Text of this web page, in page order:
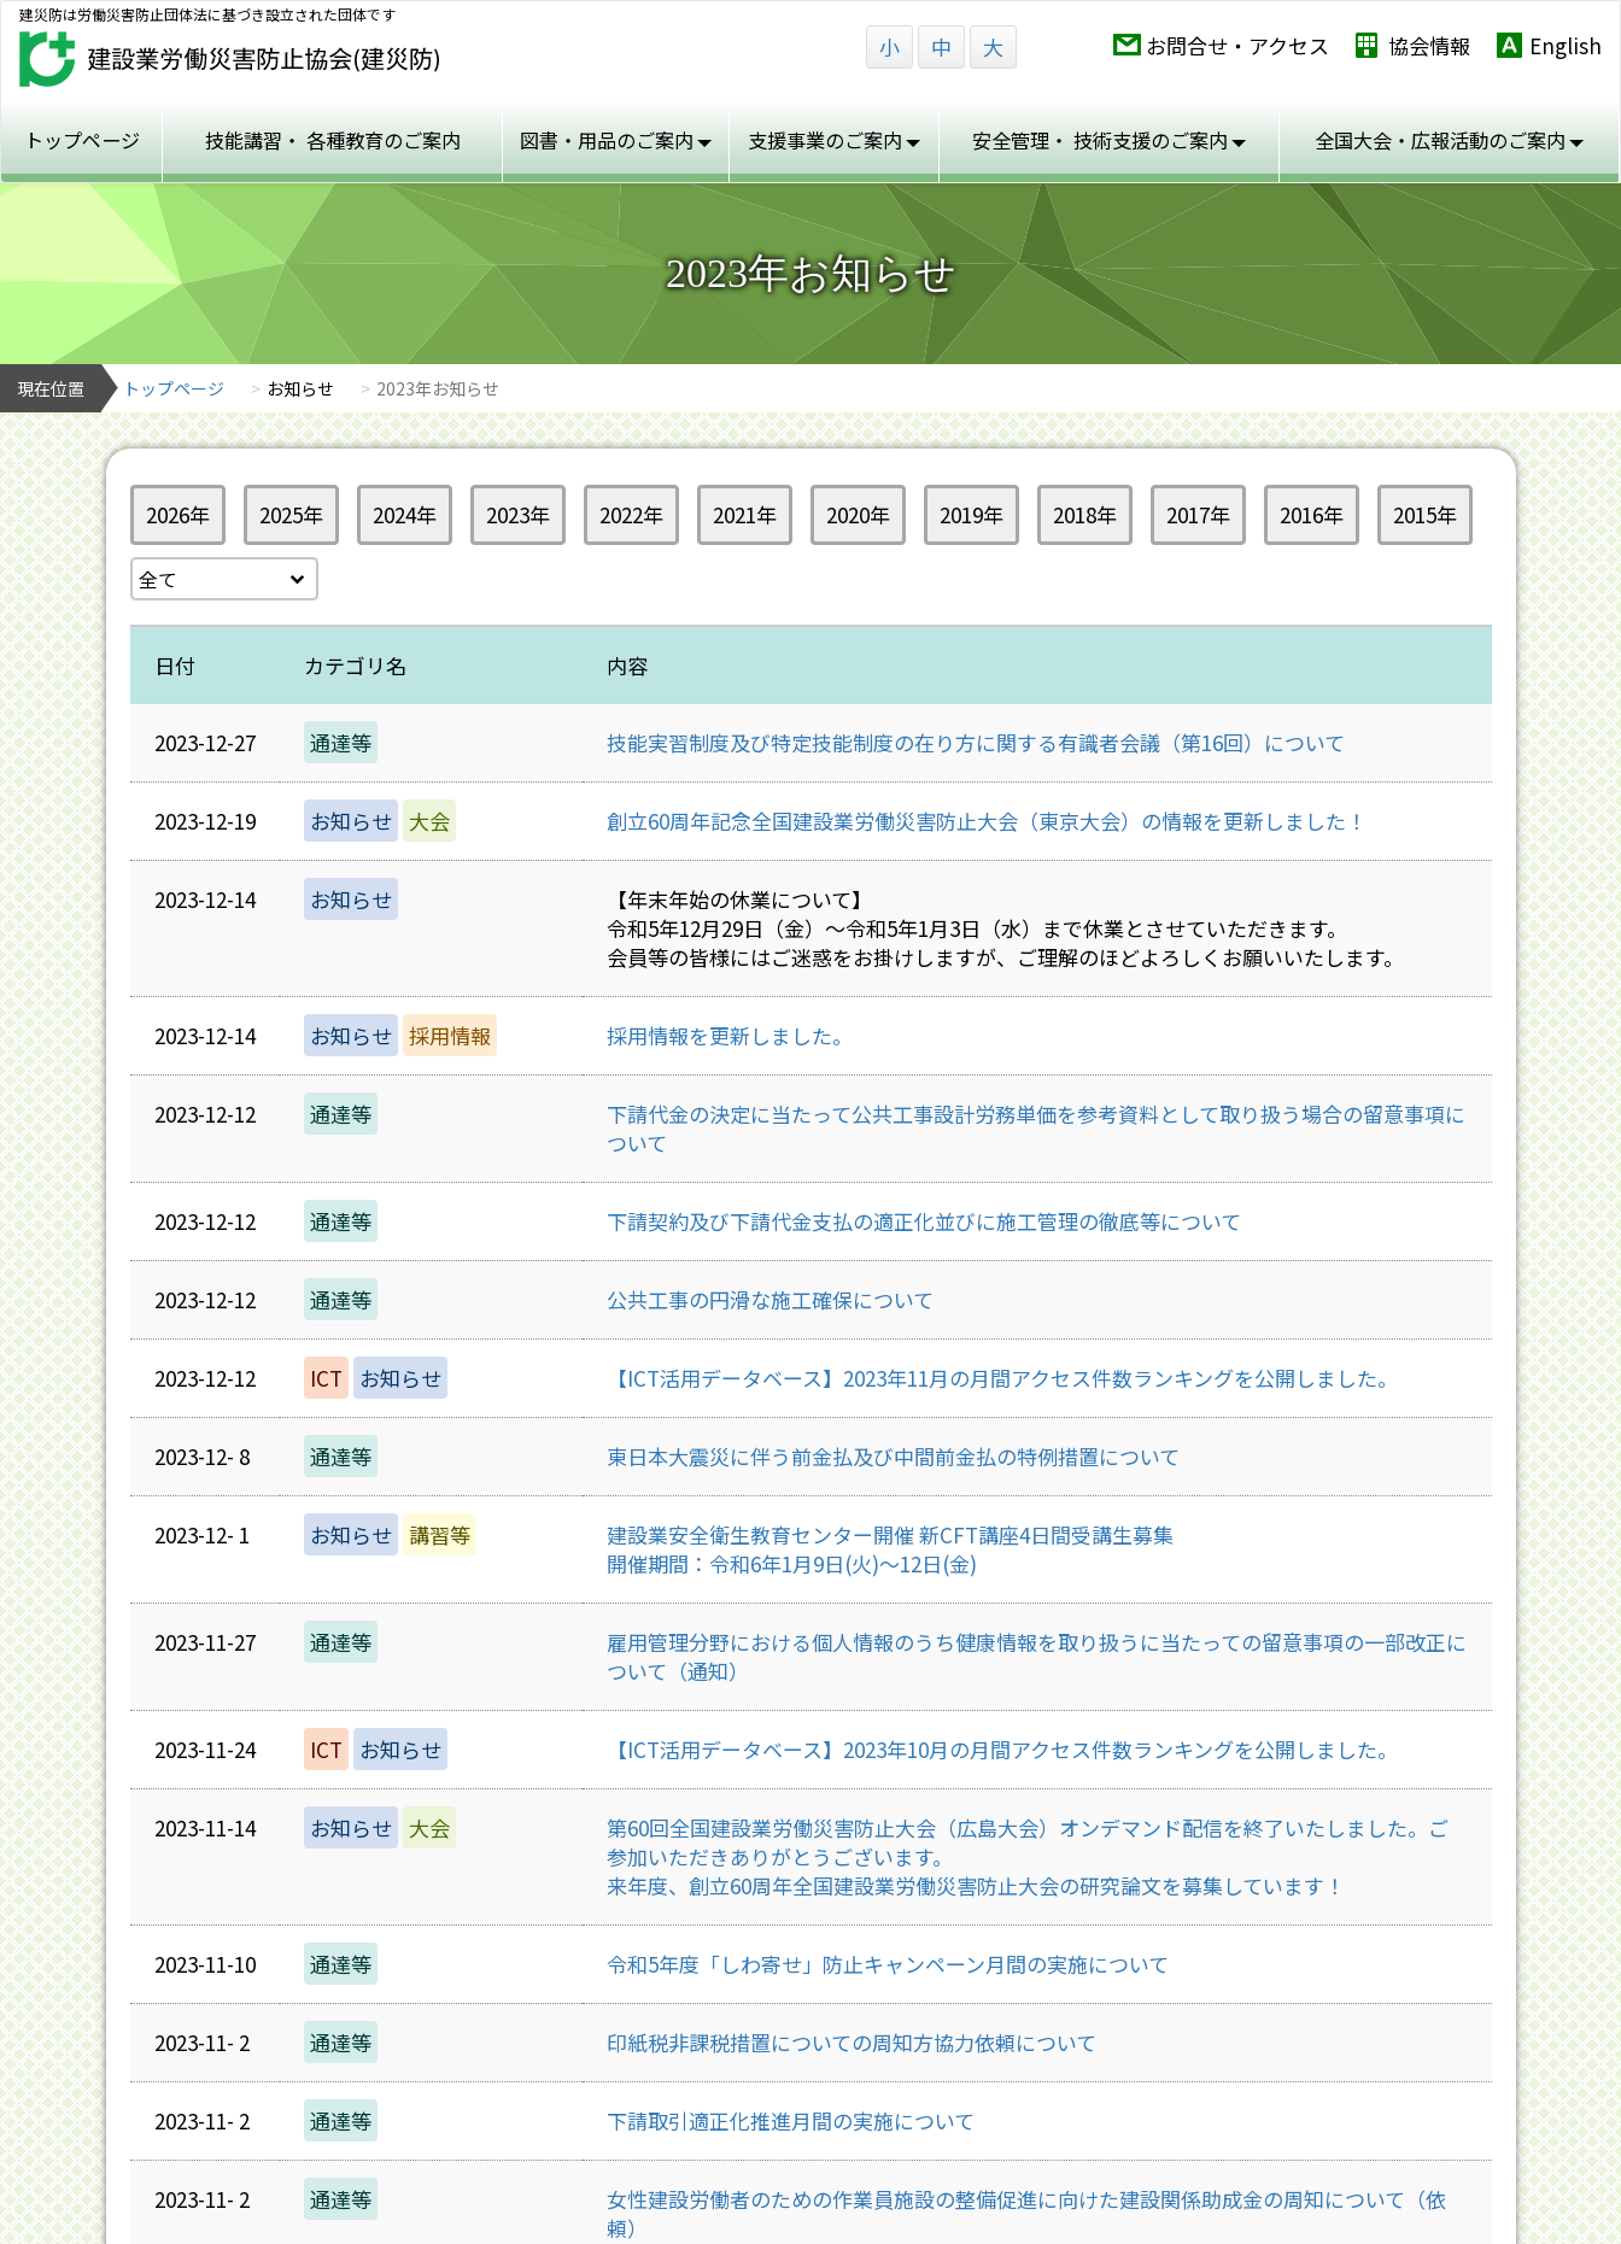
建災防は労働災害防止団体法に基づき設立された団体です
小 中 大 お問合せ・アクセス 協会情報 English
トップページ 技能講習・ 各種教育のご案内 図書・用品のご案内 支援事業のご案内 安全管理・ 技術支援のご案内 全国大会・広報活動のご案内
2023年お知らせ
現在位置 トップページ お知らせ 2023年お知らせ
2026年 2025年 2024年 2023年 2022年 2021年 2020年 2019年 2018年 2017年 2016年 2015年
日付 カテゴリ名 内容
2023-12-27 通達等 技能実習制度及び特定技能制度の在り方に関する有識者会議（第16回）について
2023-12-19 お知らせ 大会 創立60周年記念全国建設業労働災害防止大会（東京大会）の情報を更新しました！
2023-12-14 お知らせ
【年末年始の休業について】
令和5年12月29日（金）～令和5年1月3日（水）まで休業とさせていただきます。
会員等の皆様にはご迷惑をお掛けしますが、ご理解のほどよろしくお願いいたします。
2023-12-14 お知らせ 採用情報 採用情報を更新しました。
2023-12-12 通達等
下請代金の決定に当たって公共工事設計労務単価を参考資料として取り扱う場合の留意事項に
ついて
2023-12-12 通達等 下請契約及び下請代金支払の適正化並びに施工管理の徹底等について
2023-12-12 通達等 公共工事の円滑な施工確保について
2023-12-12 ICT お知らせ 【ICT活用データベース】2023年11月の月間アクセス件数ランキングを公開しました。
2023-12- 8 通達等 東日本大震災に伴う前金払及び中間前金払の特例措置について
2023-12- 1 お知らせ 講習等
建設業安全衛生教育センター開催 新CFT講座4日間受講生募集
開催期間：令和6年1月9日(火)～12日(金)
2023-11-27 通達等
雇用管理分野における個人情報のうち健康情報を取り扱うに当たっての留意事項の一部改正に
ついて（通知）
2023-11-24 ICT お知らせ 【ICT活用データベース】2023年10月の月間アクセス件数ランキングを公開しました。
2023-11-14 お知らせ 大会
第60回全国建設業労働災害防止大会（広島大会）オンデマンド配信を終了いたしました。ご
参加いただきありがとうございます。
来年度、創立60周年全国建設業労働災害防止大会の研究論文を募集しています！
2023-11-10 通達等 令和5年度「しわ寄せ」防止キャンペーン月間の実施について
2023-11- 2 通達等 印紙税非課税措置についての周知方協力依頼について
2023-11- 2 通達等 下請取引適正化推進月間の実施について
2023-11- 2 通達等
女性建設労働者のための作業員施設の整備促進に向けた建設関係助成金の周知について（依
頼）